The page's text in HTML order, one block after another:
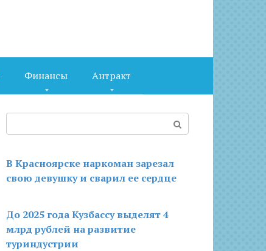
Финансы Антракт
В Красноярске наркоман зарезал
свою девушку и сварил ее сердце
До 2025 года Кузбассу выделят 4
млрд рублей на развитие
туриндустрии